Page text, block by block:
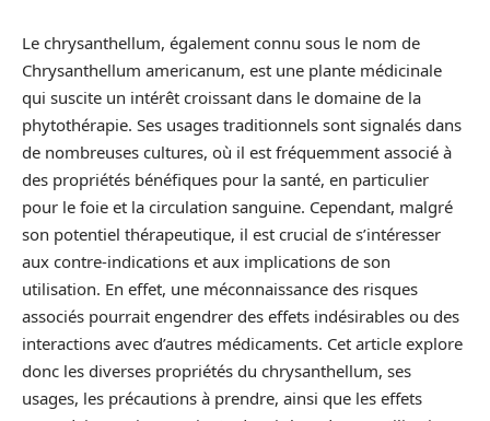
Le chrysanthellum, également connu sous le nom de
Chrysanthellum americanum, est une plante médicinale
qui suscite un intérêt croissant dans le domaine de la
phytothérapie. Ses usages traditionnels sont signalés dans
de nombreuses cultures, où il est fréquemment associé à
des propriétés bénéfiques pour la santé, en particulier
pour le foie et la circulation sanguine. Cependant, malgré
son potentiel thérapeutique, il est crucial de s’intéresser
aux contre-indications et aux implications de son
utilisation. En effet, une méconnaissance des risques
associés pourrait engendrer des effets indésirables ou des
interactions avec d’autres médicaments. Cet article explore
donc les diverses propriétés du chrysanthellum, ses
usages, les précautions à prendre, ainsi que les effets